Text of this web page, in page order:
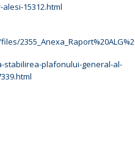
15312.html
stabilirea-plafonului-general-al-